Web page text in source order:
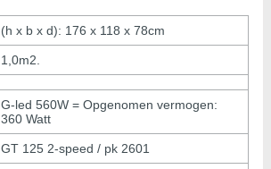
(h x b x d): 176 x 118 x 78cm
1,0m2.
G-led 560W = Opgenomen vermogen:
360 Watt
GT 125 2-speed / pk 2601